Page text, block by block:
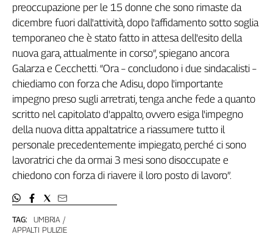
della
ragione
120
anni
Cgil
Collettiva
Academy
Collettiva
Play
Rubriche
Collettiva
Talk
La
Collettiva
TAG:
UMBRIA
APPALTI PULIZIE
preoccupazione per le 15 donne che sono rimaste da
dicembre fuori dall'attività, dopo l'affidamento sotto soglia
temporaneo che è stato fatto in attesa dell'esito della
nuova gara, attualmente in corso”, spiegano ancora
Galarza e Cecchetti. “Ora – concludono i due sindacalisti –
chiediamo con forza che Adisu, dopo l'importante
impegno preso sugli arretrati, tenga anche fede a quanto
scritto nel capitolato d'appalto, ovvero esiga l'impegno
della nuova ditta appaltatrice a riassumere tutto il
personale precedentemente impiegato, perché ci sono
lavoratrici che da ormai 3 mesi sono disoccupate e
chiedono con forza di riavere il loro posto di lavoro”.